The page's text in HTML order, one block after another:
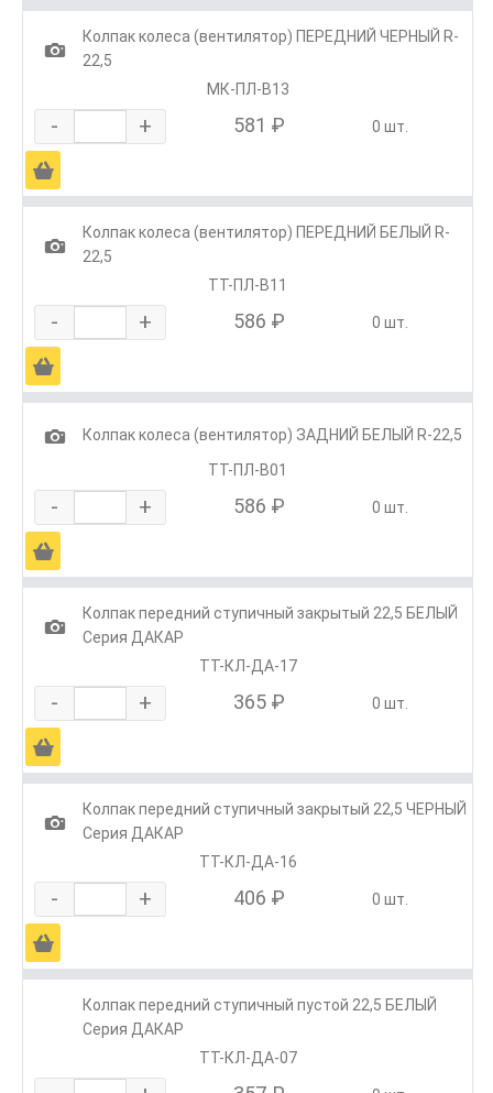
1
Колпак колеса (вентилятор) ПЕРЕДНИЙ ЧЕРНЫЙ R-
22,5
МК-ПЛ-В13
- + 581 ₽ 0 шт.
Ä
1
Колпак колеса (вентилятор) ПЕРЕДНИЙ БЕЛЫЙ R-
22,5
ТТ-ПЛ-В11
- + 586 ₽ 0 шт.
Ä
1
Колпак колеса (вентилятор) ЗАДНИЙ БЕЛЫЙ R-22,5
ТТ-ПЛ-В01
- + 586 ₽ 0 шт.
Ä
1
Колпак передний ступичный закрытый 22,5 БЕЛЫЙ
Серия ДАКАР
ТТ-КЛ-ДА-17
- + 365 ₽ 0 шт.
Ä
1
Колпак передний ступичный закрытый 22,5 ЧЕРНЫЙ
Серия ДАКАР
ТТ-КЛ-ДА-16
- + 406 ₽ 0 шт.
Ä
Колпак передний ступичный пустой 22,5 БЕЛЫЙ
Серия ДАКАР
ТТ-КЛ-ДА-07